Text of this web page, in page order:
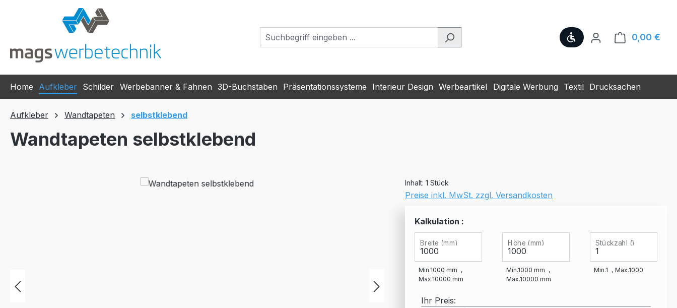
Hauptinhalt springen
Zur Suche springen
Zur Hauptnavigation springen
Werkzeugleiste anzeigen
0,00 €
Home Aufkleber Schilder Werbebanner & Fahnen 3D-Buchstaben Präsentationssysteme Interieur Design Werbeartikel Digitale Werbung Textil Drucksachen
Aufkleber Wandtapeten selbstklebend
Wandtapeten selbstklebend
Inhalt: 1 Stück
Preise inkl. MwSt. zzgl. Versandkosten
Kalkulation :
Breite (mm)
Min.1000 mm
Max.10000 mm
Höhe (mm)
Min.1000 mm
Max.10000 mm
Stückzahl ()
Min.1 Max.1000
Ihr Preis: